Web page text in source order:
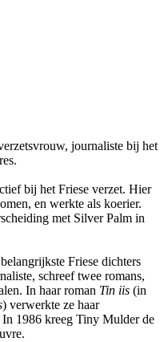
journaliste bij het
bij het Friese verzet. Hier
en werkte als koerier.
met Silver Palm in
Friese dichters
schreef twee romans,
In haar roman Tin iis (in
) verwerkte ze haar
1986 kreeg Tiny Mulder de